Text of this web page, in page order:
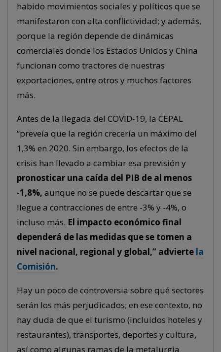
habido movimientos sociales y políticos que se
manifestaron con alta conflictividad; y además,
porque la región depende de dinámicas
comerciales donde los Estados Unidos y China
funcionan como tractores de nuestras
exportaciones, entre otros y muchos factores
más.
Antes de la llegada del COVID-19, la CEPAL
“preveía que la región crecería un máximo del
1,3% en 2020. Sin embargo, los efectos de la
crisis han llevado a cambiar esa previsión y
pronosticar una caída del PIB de al menos
-1,8%, aunque no se puede descartar que se
llegue a contracciones de entre -3% y -4%, o
incluso más. El impacto económico final
dependerá de las medidas que se tomen a
nivel nacional, regional y global,” advierte la
Comisión.
Hay un poco de controversia sobre qué sectores
serán los más perjudicados; en ese contexto, no
hay duda de que el turismo (incluidos hoteles y
restaurantes), transportes, deportes y cultura,
así como algunas ramas de la metalurgia